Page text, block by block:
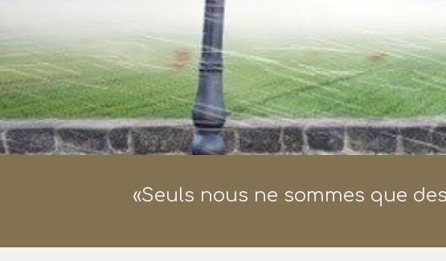
«Seuls nous ne sommes que